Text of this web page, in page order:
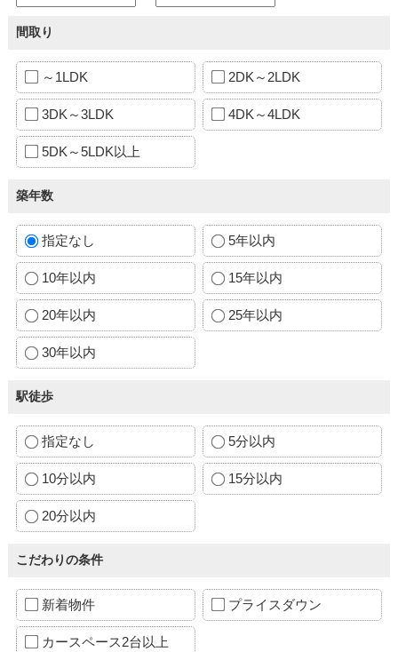
間取り
～1LDK 2DK～2LDK
3DK～3LDK 4DK～4LDK
5DK～5LDK以上
築年数
指定なし 5年以内
10年以内 15年以内
20年以内 25年以内
30年以内
駅徒歩
指定なし 5分以内
10分以内 15分以内
20分以内
こだわりの条件
新着物件 プライスダウン
カースペース2台以上